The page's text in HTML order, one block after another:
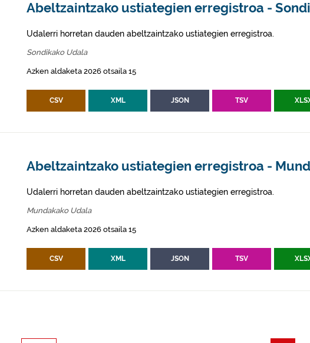
Abeltzaintzako ustiategien erregistroa -
Udalerri horretan dauden abeltzaintzako ustiategien erregistroa.
Sondikako Udala
Azken aldaketa 2026 otsaila 15
CSV XML JSON TSV
Abeltzaintzako ustiategien erregistroa -
Udalerri horretan dauden abeltzaintzako ustiategien erregistroa.
Mundakako Udala
Azken aldaketa 2026 otsaila 15
CSV XML JSON TSV